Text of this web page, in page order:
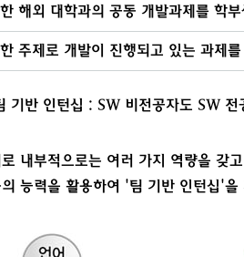
해외 대학과의 공동 개발과제를 학
주제로 개발이 진행되고 있는 과제
기반 인턴십 : SW 비전공자도 SW
내부적으로는 여러 가지 역량을 갖
능력을 활용하여 '팀 기반 인턴십'을